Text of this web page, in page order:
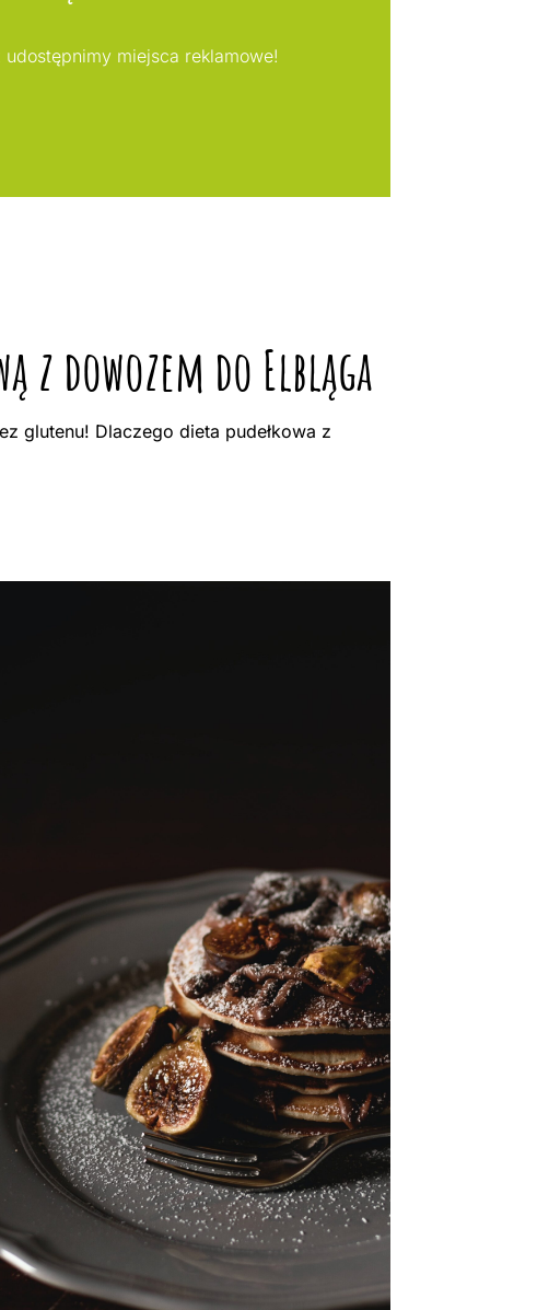
miejsca reklamowe!
z dowozem do Elbląga
glutenu! Dlaczego dieta pudełkowa z